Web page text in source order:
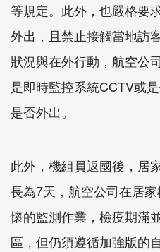
等規定。此外，也嚴格要
外出，且禁止接觸當地訪
狀況與在外行動，航空公
是即時監控系統CCTV或
是否外出。
此外，機組員返國後，居
長為7天，航空公司在居
懷的監測作業，檢疫期滿
區，但仍須遵循加強版的